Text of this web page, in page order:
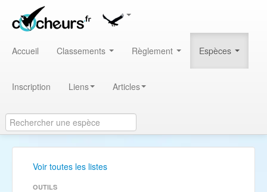
Accueil Classements Règlement Espèces
Inscription Liens Articles
Voir toutes les listes
OUTILS